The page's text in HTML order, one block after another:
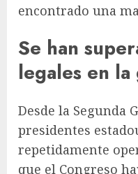
encontrado una
Se han
legales en
Desde la Segunda
presidentes
repetidamente
que el Congreso